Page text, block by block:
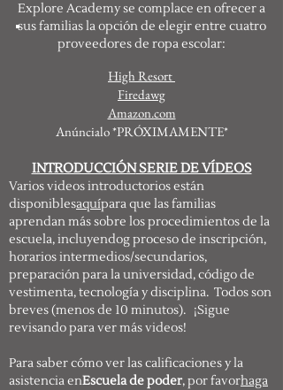
Explore Academy se complace en ofrecer a
sus familias la opción de elegir entre cuatro
proveedores de ropa escolar:
High Resort
Firedawg
Amazon.com
Anúncialo *PRÓXIMAMENTE*
INTRODUCCIÓNSERIE DE VÍDEOS
Varios videos introductorios están
disponiblesaquípara que las familias
aprendan más sobre los procedimientos de la
escuela, incluyendog proceso de inscripción,
horarios intermedios/secundarios,
preparación para la universidad, código de
vestimenta, tecnología y disciplina. Todos son
breves (menos de 10 minutos). ¡Sigue
revisando para ver más videos!
Para saber cómo ver las calificaciones y la
asistencia enEscuela de poder, por favorhaga